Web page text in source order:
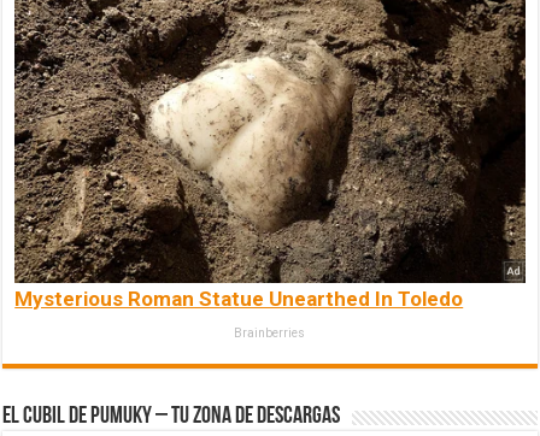
Mysterious Roman Statue Unearthed In Toledo
Brainberries
El Cubil de Pumuky – Tu zona de Descargas